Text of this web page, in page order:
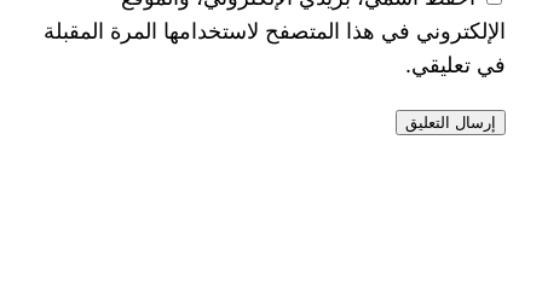
الإلكتروني في هذا المتصفح لاستخدامها المرة المقبلة
في تعليقي.